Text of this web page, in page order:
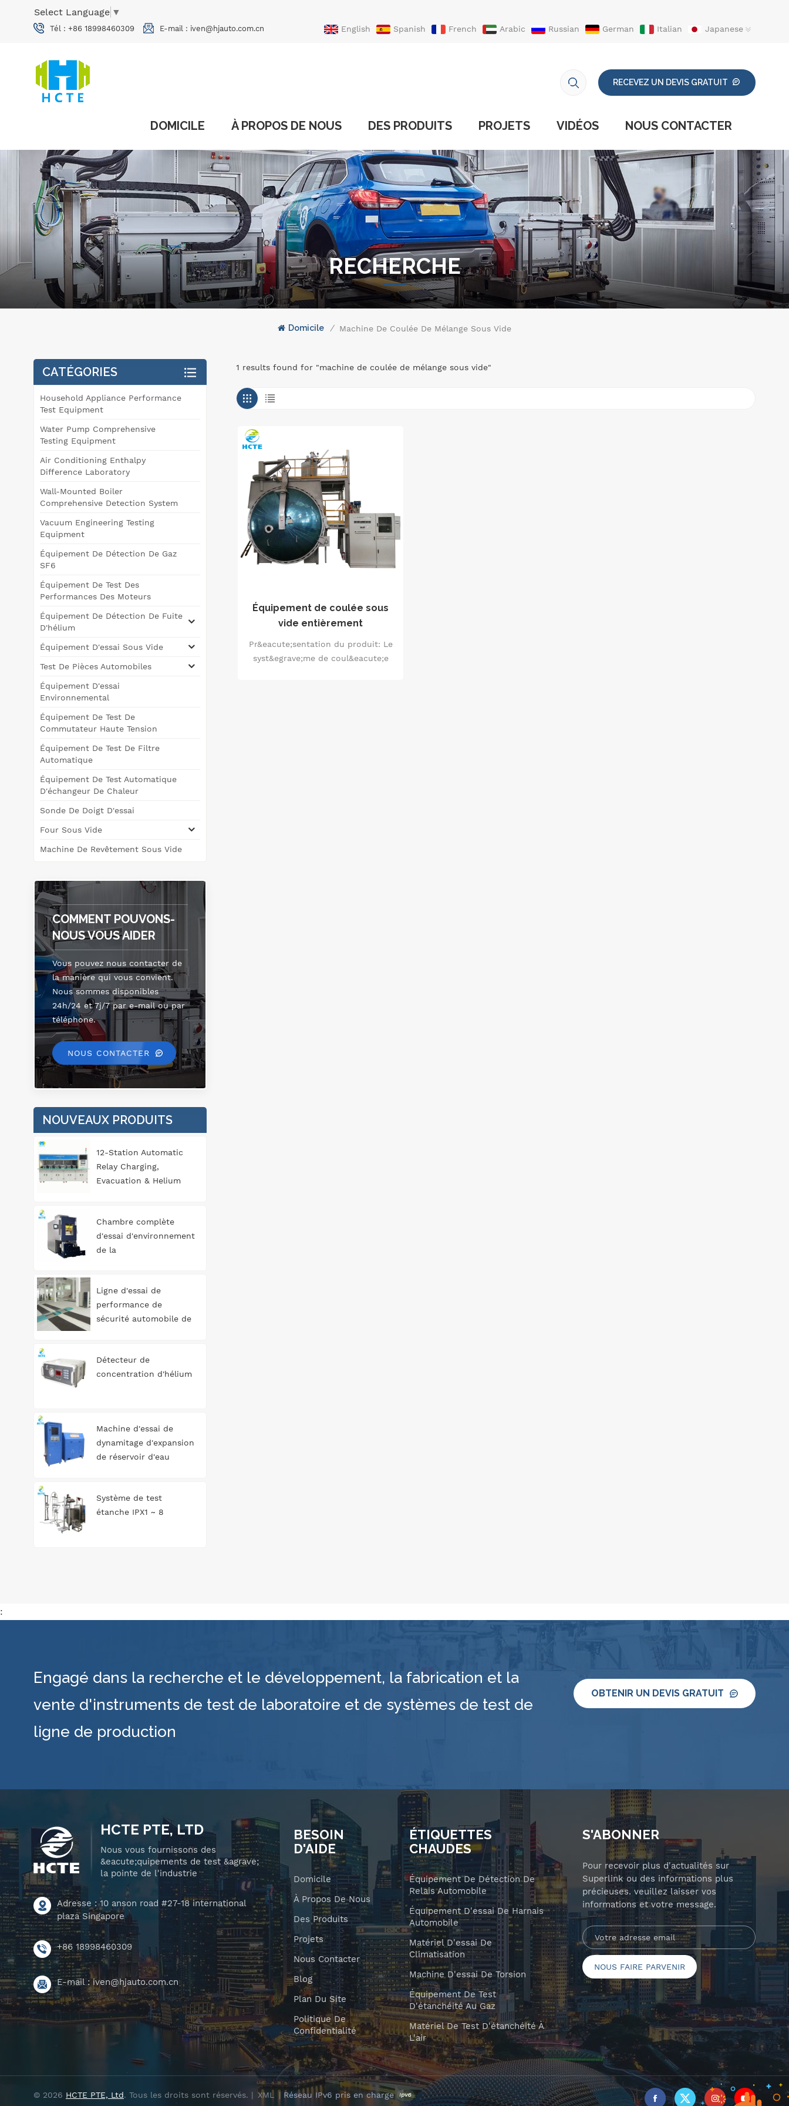
Select Language ▼
Tél : +86 18998460309 E-mail : iven@hjauto.com.cn English Spanish French Arabic Russian German Italian
Japanese
RECEVEZ UN DEVIS GRATUIT
DOMICILE À PROPOS DE NOUS DES PRODUITS PROJETS VIDÉOS NOUS CONTACTER
RECHERCHE
Domicile / Machine De Coulée De Mélange Sous Vide
1 results found for "machine de coulée de mélange sous vide"
Équipement de coulée sous
vide entièrement
automatique à mélange
dynamique
Pr&eacute;sentation du produit: Le
syst&egrave;me de coul&eacute;e
CATÉGORIES
Household Appliance Performance
Test Equipment
Water Pump Comprehensive
Testing Equipment
Air Conditioning Enthalpy
Difference Laboratory
Wall-Mounted Boiler
Comprehensive Detection System
Vacuum Engineering Testing
Equipment
Équipement De Détection De Gaz
SF6
Équipement De Test Des
Performances Des Moteurs
Équipement De Détection De Fuite
D'hélium
Équipement D'essai Sous Vide
Test De Pièces Automobiles
Équipement D'essai
Environnemental
Équipement De Test De
Commutateur Haute Tension
Équipement De Test De Filtre
Automatique
Équipement De Test Automatique
D'échangeur De Chaleur
Sonde De Doigt D'essai
Four Sous Vide
Machine De Revêtement Sous Vide
COMMENT POUVONS-
NOUS VOUS AIDER
Vous pouvez nous contacter de
la manière qui vous convient.
Nous sommes disponibles
24h/24 et 7j/7 par e-mail ou par
téléphone.
NOUS CONTACTER
NOUVEAUX PRODUITS
12-Station Automatic
Relay Charging,
Evacuation & Helium
Automotive
Components
Chambre complète
d'essai d'environnement
de la
Ligne d'essai de
performance de
sécurité automobile de
Détecteur de
concentration d'hélium
Machine d'essai de
dynamitage d'expansion
de réservoir d'eau
Système de test
étanche IPX1 ~ 8
:
Engagé dans la recherche et le développement, la fabrication et la
vente d'instruments de test de laboratoire et de systèmes de test de
ligne de production
OBTENIR UN DEVIS GRATUIT
HCTE PTE, LTD
Nous vous fournissons des
&eacute;quipements de test &agrave;
la pointe de l'industrie
Adresse : 10 anson road #27-18 international
plaza Singapore
+86 18998460309
E-mail :iven@hjauto.com.cn
S'ABONNER
Pour recevoir plus d'actualités sur
Superlink ou des informations plus
précieuses. veuillez laisser vos
informations et votre message.
BESOIN
D'AIDE
Domicile
À Propos De Nous
Des Produits
Projets
Nous Contacter
Blog
Plan Du Site
Politique De
Confidentialité
ÉTIQUETTES
CHAUDES
Équipement De Détection De
Relais Automobile
Équipement D'essai De Harnais
Automobile
Matériel D'essai De
Climatisation
Machine D'essai De Torsion
Équipement De Test
D'étanchéité Au Gaz
Matériel De Test D'étanchéité À
L'air
© 2026 HCTE PTE, Ltd. Tous les droits sont réservés. | XML | Réseau IPv6 pris en charge